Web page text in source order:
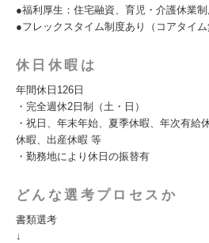
●福利厚生：住宅融資、育児・介護休業
●フレックスタイム制度あり（コアタイム
休日休暇は
年間休日126日
・完全週休2日制（土・日）
・祝日、年末年始、夏季休暇、年次有給
休暇、出産休暇 等
・勤務地により休日の振替有
どんな選考プロセスか
書類選考
↓